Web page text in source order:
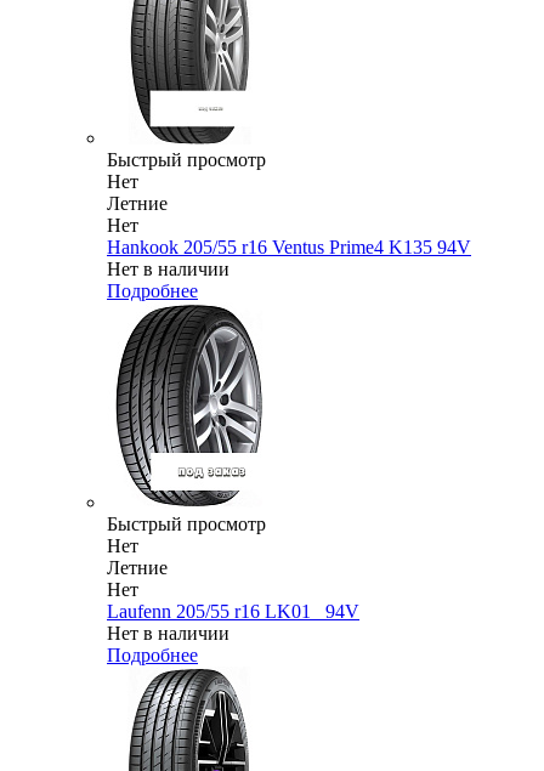
Быстрый просмотр
Нет
Летние
Нет
Hankook 205/55 r16 Ventus Prime4 K135 94V
Нет в наличии
Подробнее
Быстрый просмотр
Нет
Летние
Нет
Laufenn 205/55 r16 LK01_ 94V
Нет в наличии
Подробнее